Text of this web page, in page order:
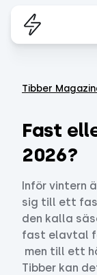
Tibber
Fast
2026?
Inför vintern
sig till ett
den kalla
fast elavtal
men till ett
Tibber kan